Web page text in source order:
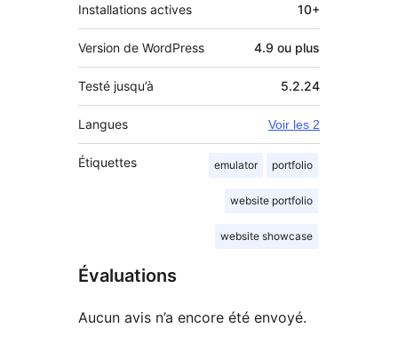
Installations actives 10+
Version de WordPress 4.9 ou plus
Testé jusqu’à 5.2.24
Langues Voir les 2
Étiquettes emulator portfolio
website portfolio
website showcase
Évaluations
Aucun avis n’a encore été envoyé.